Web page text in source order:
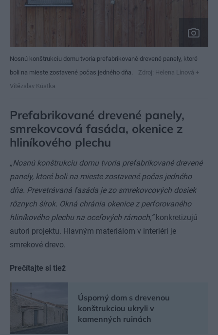
Nosnú konštrukciu domu tvoria prefabrikované drevené panely, ktoré
boli na mieste zostavené počas jedného dňa.
Zdroj: Helena Línová +
Vítězslav Kůstka
Prefabrikované drevené panely,
smrekovcová fasáda, okenice z
hliníkového plechu
„Nosnú konštrukciu domu tvoria prefabrikované drevené
panely, ktoré boli na mieste zostavené počas jedného
dňa. Prevetrávaná fasáda je zo smrekovcových dosiek
rôznych šírok. Okná chránia okenice z perforovaného
hliníkového plechu na oceľových rámoch,“konkretizujú
autori projektu. Hlavným materiálom v interiéri je
smrekové drevo.
Prečítajte si tiež
Úsporný dom s drevenou
konštrukciou ukryli v
kamenných ruinách